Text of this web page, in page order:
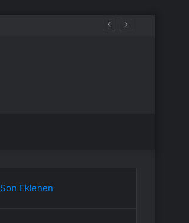
Son Eklenen